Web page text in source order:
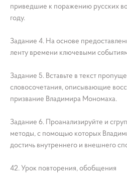
приведшие к поражению русских
году.
Задание 4. На основе
ленту времени ключевыми
Задание 5. Вставьте в текст
словосочетания, описывающие
призвание Владимира Мономаха.
Задание 6. Проанализируйте и
методы, с помощью которых
достичь внутреннего и внешнего
42. Урок повторения, обобщения